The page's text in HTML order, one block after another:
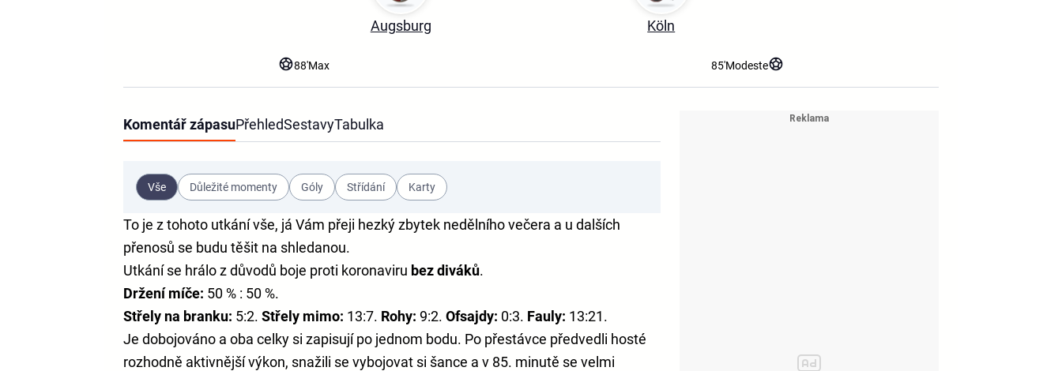
Augsburg Köln
88'Max 85'Modeste
Komentář zápasuPřehledSestavyTabulka
Vše Důležité momenty Góly Střídání Karty
To je z tohoto utkání vše, já Vám přeji hezký zbytek nedělního večera a u dalších
přenosů se budu těšit na shledanou.
Utkání se hrálo z důvodů boje proti koronaviru bez diváků.
Držení míče: 50 % : 50 %.
Střely na branku: 5:2. Střely mimo: 13:7. Rohy: 9:2. Ofsajdy: 0:3. Fauly: 13:21.
Je dobojováno a oba celky si zapisují po jednom bodu. Po přestávce předvedli hosté
rozhodně aktivnější výkon, snažili se vybojovat si šance a v 85. minutě se velmi